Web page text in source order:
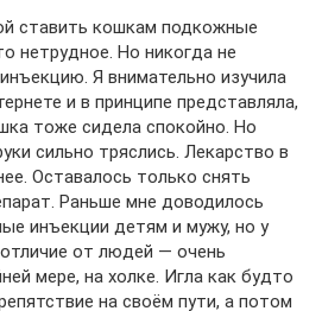
ставить кошкам подкожные
нетрудное. Но никогда не
Я внимательно изучила
и в принципе представляла,
тоже сидела спокойно. Но
сильно тряслись. Лекарство в
Оставалось только снять
Раньше мне доводилось
инъекции детям и мужу, но у
от людей — очень
мере, на холке. Игла как будто
на своём пути, а потом